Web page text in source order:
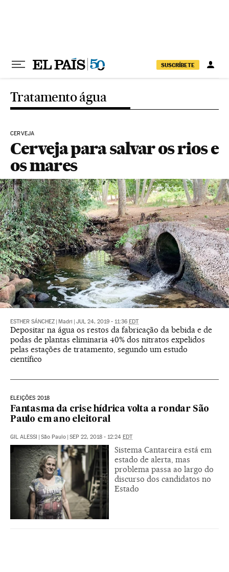
SUSCRÍBETE
Tratamento água
CERVEJA
Cerveja para salvar os rios e
os mares
ESTHER SÁNCHEZ Madri JUL 24, 2019 - 11:36 EDT
Depositar na água os restos da fabricação da bebida e de
podas de plantas eliminaria 40% dos nitratos expelidos
pelas estações de tratamento, segundo um estudo
científico
ELEIÇÕES 2018
Fantasma da crise hídrica volta a rondar São
Paulo em ano eleitoral
GIL ALESSI São Paulo SEP 22, 2018 - 12:24 EDT
Sistema Cantareira está em
estado de alerta, mas
problema passa ao largo do
discurso dos candidatos no
Estado